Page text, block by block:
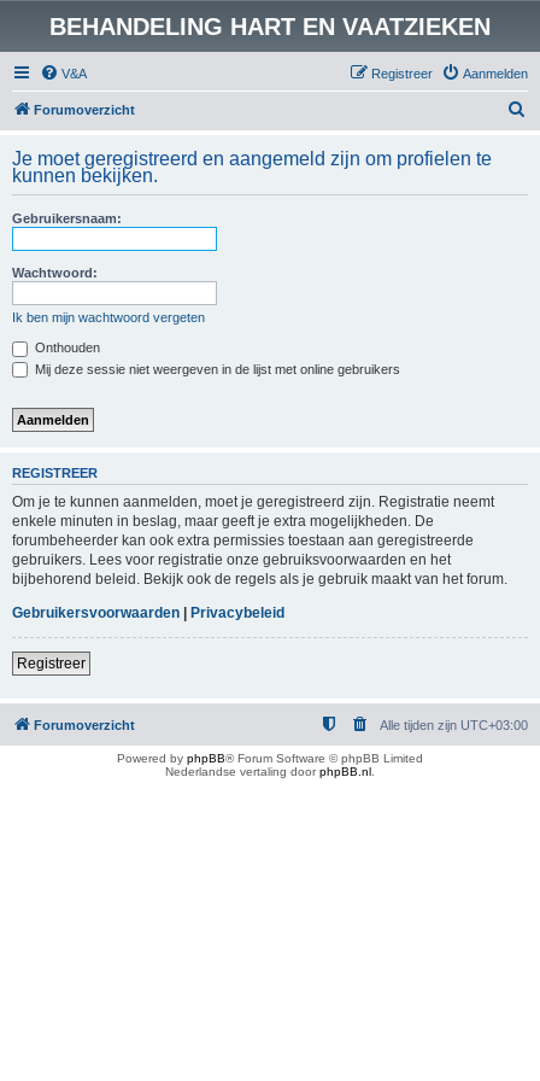
BEHANDELING HART EN VAATZIEKEN
V&A Aanmelden
Registreer
Forumoverzicht
k
Je moet geregistreerd en aangemeld zijn om profielen te
kunnen bekijken.
Gebruikersnaam:
Wachtwoord:
Ik ben mijn wachtwoord vergeten
Onthouden
Mij deze sessie niet weergeven in de lijst met online gebruikers
REGISTREER
Om je te kunnen aanmelden, moet je geregistreerd zijn. Registratie neemt
enkele minuten in beslag, maar geeft je extra mogelijkheden. De
forumbeheerder kan ook extra permissies toestaan aan geregistreerde
gebruikers. Lees voor registratie onze gebruiksvoorwaarden en het
bijbehorend beleid. Bekijk ook de regels als je gebruik maakt van het forum.
Gebruikersvoorwaarden | Privacybeleid
Registreer
Forumoverzicht Alle tijden zijn UTC+03:00
Powered by phpBB® Forum Software © phpBB Limited
Nederlandse vertaling doorphpBB.nl